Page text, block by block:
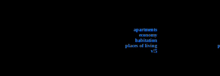
apartments
economy
habitation
places of living
v!5